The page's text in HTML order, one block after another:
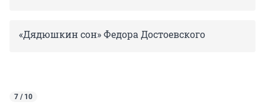
«Дядюшкин сон» Федора Достоевского
7 / 10